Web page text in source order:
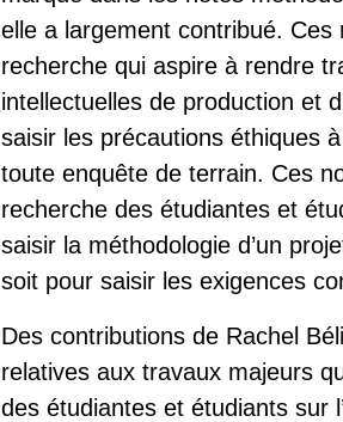
elle a largement contribué.
recherche qui aspire à rendre
intellectuelles de production et
saisir les précautions éthiques
toute enquête de terrain. Ces
recherche des étudiantes et
saisir la méthodologie d’un
soit pour saisir les exigences
Des contributions de Rachel
relatives aux travaux majeurs
des étudiantes et étudiants sur